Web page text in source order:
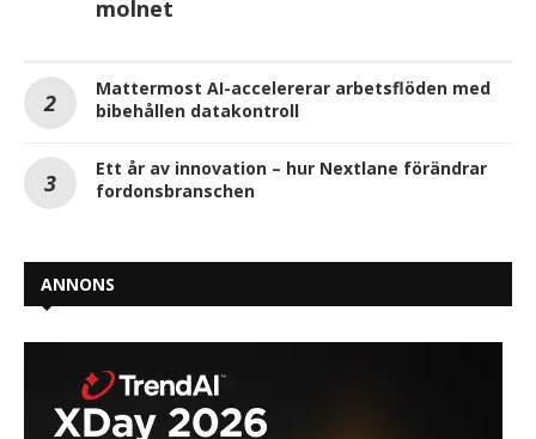
molnet
Mattermost AI-accelererar arbetsflöden med
bibehållen datakontroll
Ett år av innovation – hur Nextlane förändrar
fordonsbranschen
ANNONS